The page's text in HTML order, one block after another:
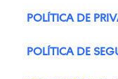
POLÍTICA DE
POLÍTICA DE